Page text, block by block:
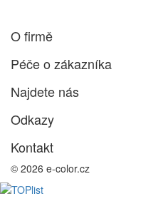
O firmě
Péče o zákazníka
Najdete nás
Odkazy
Kontakt
© 2026 e-color.cz